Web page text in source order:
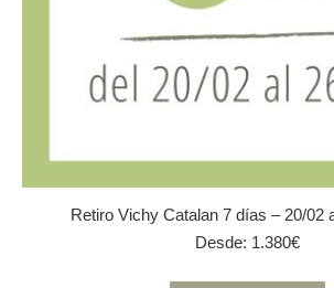
Retiro Vichy Catalan 7 días – 20/02
Desde: 1.380€